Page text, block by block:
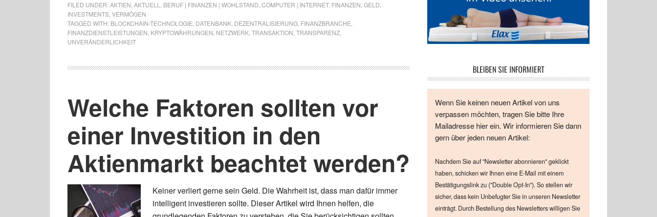
FILED UNDER:AKTIEN AKTUELL BERUF | FINANZEN | WOHLSTAND COMPUTER | INTERNET, FINANZEN GELD
INVESTMENTS VERMÖGEN
TAGGED WITH: BLOCKCHAIN-TECHNOLOGIE DATENBANK DEZENTRALISIERUNG FINANZBRANCHE
FINANZDIENSTLEISTUNGEN KRYPTOWÄHRUNGEN NETZWERK TRANSAKTION TRANSPARENZ
UNVERÄNDERLICHKEIT
Welche Faktoren sollten vor
einer Investition in den
Aktienmarkt beachtet werden?
Keiner verliert gerne sein Geld. Die Wahrheit ist, dass man dafür immer
intelligent investieren sollte. Dieser Artikel wird Ihnen helfen, die
BLEIBEN SIE INFORMIERT
Wenn Sie keinen neuen Artikel von uns
verpassen möchten, tragen Sie bitte Ihre
Mailadresse hier ein. Wir informieren Sie dann
gern über jeden neuen Artikel:
Nachdem Sie auf "Newsletter abonnieren" geklickt
haben, schicken wir Ihnen eine E-Mail mit einem
Bestätigungslink zu ("Double Opt-In"). So stellen wir
sicher, dass kein Unbefugter Sie in unseren Newsletter
einträgt. Durch Bestellung des Newsletters willigen Sie